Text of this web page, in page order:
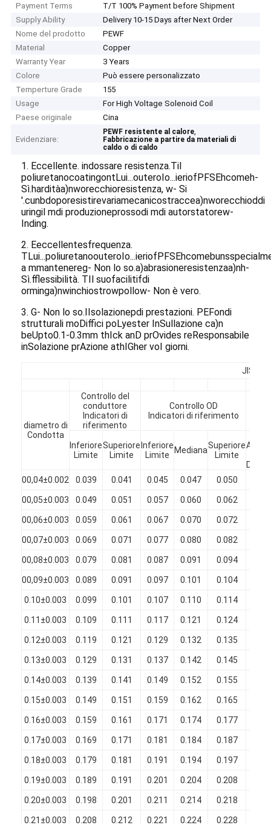
Casa.
Prodotti
Payment Terms
T/T 100% Payment before Shipment
Supply Ability
Delivery 10-15 Days after Next Order
Nome del prodotto
PEWF
Material
Copper
Warranty Year
3 Years
Colore
Può essere personalizzato
Temperture Grade
155
Usage
For High Voltage Solenoid Coil
Paese originale
Cina
Evidenziare:
PEWF resistente al calore,
Fabbricazione a partire da materiali di
caldo o di caldo
1. Eccellente. indossare resistenza.Til
poliuretanocoatingontLui...outeroIo...ieriofPFSEhcomeh-
Sì.harditàa)nworecchioresistenza, w- Si
'.cunbdoporesistirevariamecanicostraccea)nworecchioddi
uringil mdi produzioneprossodi mdi autorstatorew-
Inding.
2. Eeccellentesfrequenza.
TLui...poliuretanoouteroIo...ieriofPFSEhcomebuns
a mmantenereg- Non lo so.a)abrasioneresistenzaa)nh-
Sì.fflessibilità. TIl suofacilitifdi
orminga)nwinchiostrowpollow- Non è vero.
3. G- Non lo so.IIsolazionepdi prestazioni. PEFondi
strutturali moDiffici poLyester InSullazione ca)n
beUpto0.1-0.3mm thIck anD prOvides reResponsabile
inSolazione prAzione athIGher voI giorni.
JIS---3
diametro di
Condotta
Controllo del
conduttore
Indicatori di
riferimento
Controllo OD
Indicatori di riferimento
Inferiore
Limite
Superiore
Limite
Inferiore
Limite
MedianaSuperiore
Limite
00,04±0.002
0.039 0.041 0.045 0.047 0.050
00,05±0.003 0.049 0.051 0.057 0.060 0.062
00,06±0.003 0.059 0.061 0.067 0.070 0.072
00,07±0.003 0.069 0.071 0.077 0.080 0.082
00,08±0.003 0.079 0.081 0.087 0.091 0.094
00,09±0.003 0.089 0.091 0.097 0.101 0.104
0.10±0.003 0.099 0.101 0.107 0.110 0.114
0.11±0.003 0.109 0.111 0.117 0.121 0.124
0.12±0.003 0.119 0.121 0.129 0.132 0.135
0.13±0.003 0.129 0.131 0.137 0.142 0.145
0.14±0.003 0.139 0.141 0.149 0.152 0.155
0.15±0.003 0.149 0.151 0.159 0.162 0.165
0.16±0.003 0.159 0.161 0.171 0.174 0.177
0.17±0.003 0.169 0.171 0.181 0.184 0.187
0.18±0.003 0.179 0.181 0.191 0.194 0.197
0.19±0.003 0.189 0.191 0.201 0.204 0.208
0.20±0.003 0.198 0.201 0.211 0.214 0.218
0.21±0.003 0.208 0.212 0.221 0.224 0.228